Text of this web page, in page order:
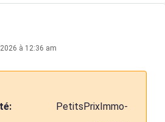
à 12:36 am
PetitsPrixImmo-